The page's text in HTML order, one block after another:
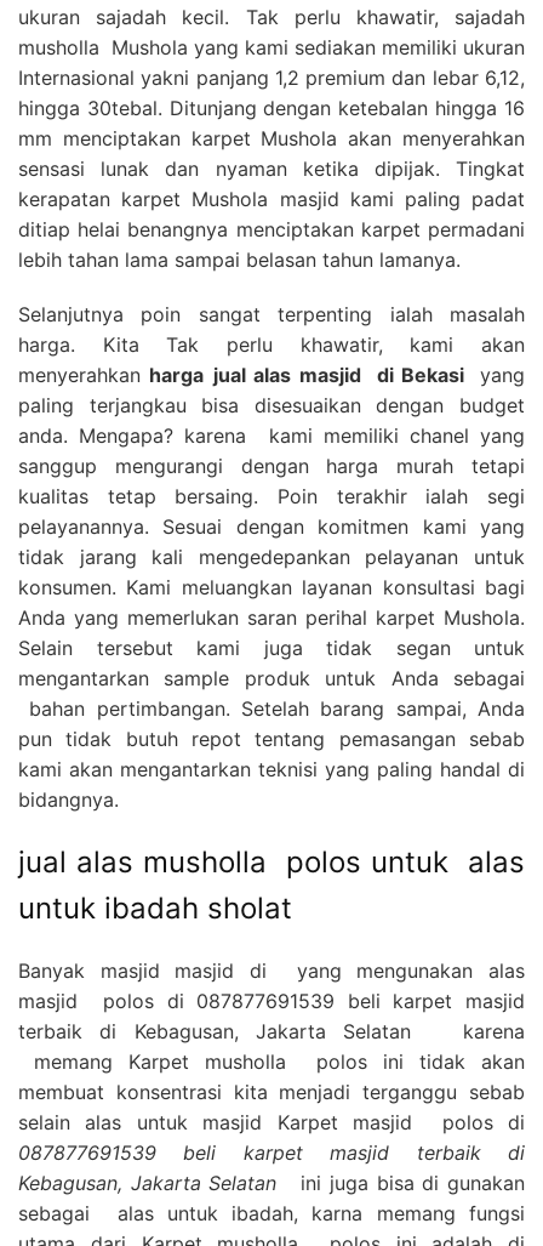
ukuran sajadah kecil. Tak perlu khawatir, sajadah
musholla Mushola yang kami sediakan memiliki ukuran
Internasional yakni panjang 1,2 premium dan lebar 6,12,
hingga 30tebal. Ditunjang dengan ketebalan hingga 16
mm menciptakan karpet Mushola akan menyerahkan
sensasi lunak dan nyaman ketika dipijak. Tingkat
kerapatan karpet Mushola masjid kami paling padat
ditiap helai benangnya menciptakan karpet permadani
lebih tahan lama sampai belasan tahun lamanya.
Selanjutnya poin sangat terpenting ialah masalah
harga. Kita Tak perlu khawatir, kami akan
menyerahkan harga jual alas masjid di Bekasiyang
paling terjangkau bisa disesuaikan dengan budget
anda. Mengapa? karena kami memiliki chanel yang
sanggup mengurangi dengan harga murah tetapi
kualitas tetap bersaing. Poin terakhir ialah segi
pelayanannya. Sesuai dengan komitmen kami yang
tidak jarang kali mengedepankan pelayanan untuk
konsumen. Kami meluangkan layanan konsultasi bagi
Anda yang memerlukan saran perihal karpet Mushola.
Selain tersebut kami juga tidak segan untuk
mengantarkan sample produk untuk Anda sebagai
bahan pertimbangan. Setelah barang sampai, Anda
pun tidak butuh repot tentang pemasangan sebab
kami akan mengantarkan teknisi yang paling handal di
bidangnya.
jual alas musholla polos untuk alas
untuk ibadah sholat
Banyak masjid masjid di yang mengunakan alas
masjid polos di 087877691539 beli karpet masjid
terbaik di Kebagusan, Jakarta Selatan karena
memang Karpet musholla polos ini tidak akan
membuat konsentrasi kita menjadi terganggu sebab
selain alas untuk masjid Karpet masjid polos di
087877691539 beli karpet masjid terbaik di
Kebagusan, Jakarta Selatan
ini juga bisa di gunakan
sebagai alas untuk ibadah, karna memang fungsi